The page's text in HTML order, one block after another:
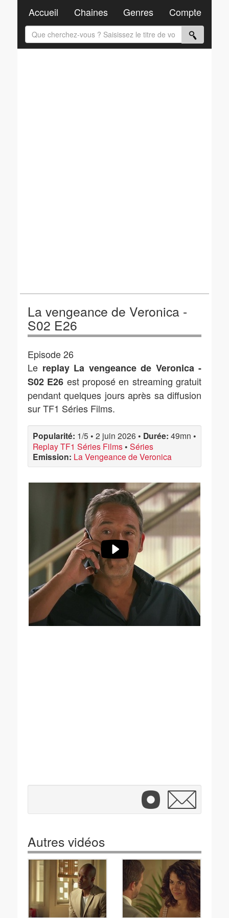
La vengeance de Veronica -
S02 E26
Episode 26
Le replay La vengeance de Veronica -
S02 E26 est proposé en streaming gratuit
pendant quelques jours après sa diffusion
sur TF1 Séries Films.
Popularité: 1/5 • 2 juin 2026 • Durée: 49mn •
Replay TF1 Séries Films • Séries
Emission: La Vengeance de Veronica
Autres vidéos
Accueil Chaines Genres Compte